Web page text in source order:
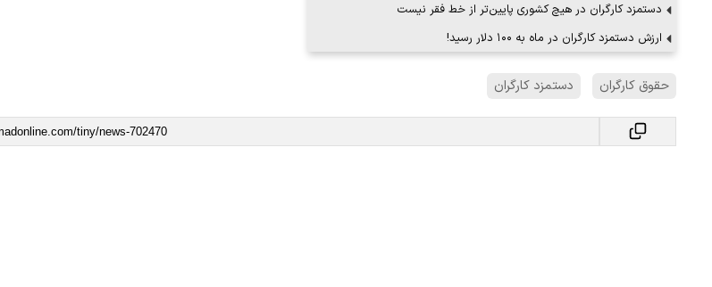
دستمزد کارگران در هیچ کشوری پایین‌تر از خط فقر نیست
ارزش دستمزد کارگران در ماه به ۱۰۰ دلار رسید!
حقوق کارگران دستمزد کارگران